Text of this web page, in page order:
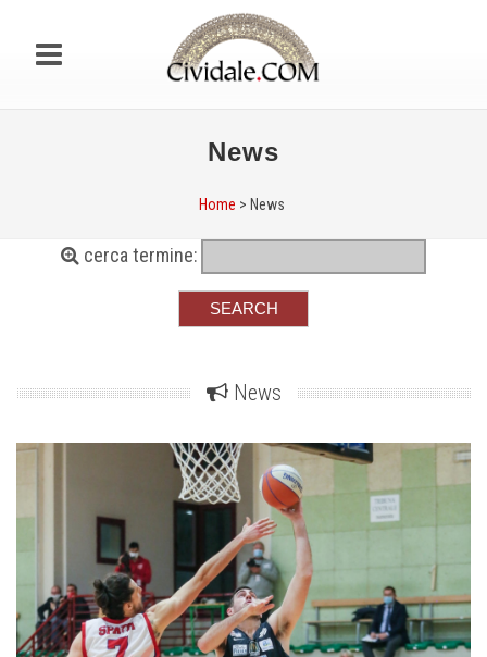
News
Home > News
cerca termine:
News